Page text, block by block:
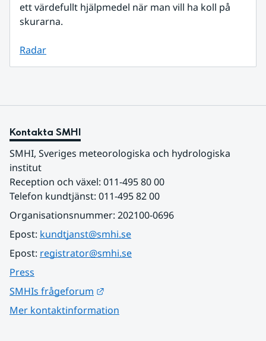
ett värdefullt hjälpmedel när man vill ha koll på
skurarna.
Radar
Kontakta SMHI
SMHI, Sveriges meteorologiska och hydrologiska
institut
Reception och växel: 011-495 80 00
Telefon kundtjänst: 011-495 82 00
Organisationsnummer: 202100-0696
Epost: kundtjanst@smhi.se
Epost: registrator@smhi.se
Press
SMHIs frågeforum
Mer kontaktinformation